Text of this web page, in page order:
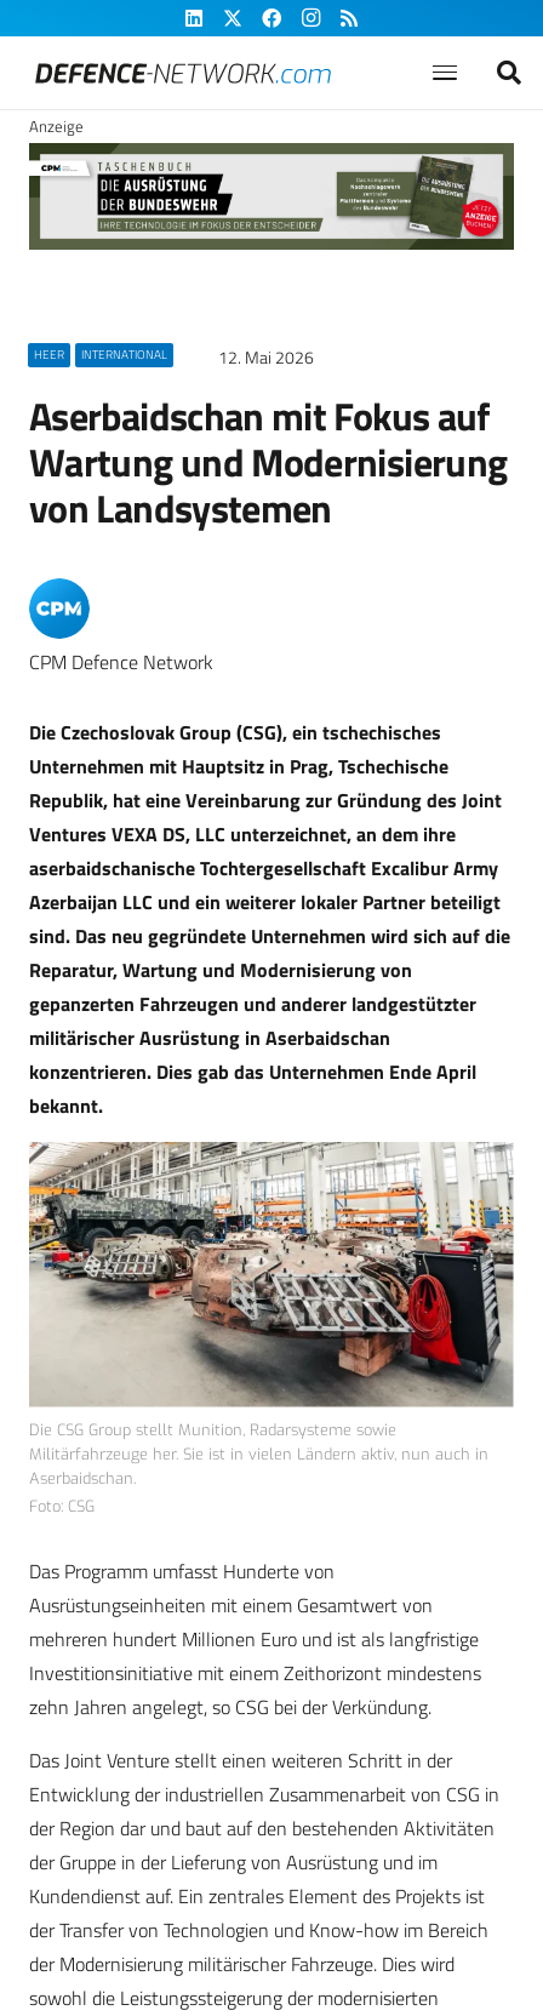
Anzeige
HEER INTERNATIONAL 12. Mai 2026
Aserbaidschan mit Fokus auf
Wartung und Modernisierung
von Landsystemen
CPM Defence Network
Die Czechoslovak Group (CSG), ein tschechisches
Unternehmen mit Hauptsitz in Prag, Tschechische
Republik, hat eine Vereinbarung zur Gründung des Joint
Ventures VEXA DS, LLC unterzeichnet, an dem ihre
aserbaidschanische Tochtergesellschaft Excalibur Army
Azerbaijan LLC und ein weiterer lokaler Partner beteiligt
sind. Das neu gegründete Unternehmen wird sich auf die
Reparatur, Wartung und Modernisierung von
gepanzerten Fahrzeugen und anderer landgestützter
militärischer Ausrüstung in Aserbaidschan
konzentrieren. Dies gab das Unternehmen Ende April
bekannt.
Die CSG Group stellt Munition, Radarsysteme sowie
Militärfahrzeuge her. Sie ist in vielen Ländern aktiv, nun auch in
Aserbaidschan.
Foto: CSG
Das Programm umfasst Hunderte von
Ausrüstungseinheiten mit einem Gesamtwert von
mehreren hundert Millionen Euro und ist als langfristige
Investitionsinitiative mit einem Zeithorizont mindestens
zehn Jahren angelegt, so CSG bei der Verkündung.
Das Joint Venture stellt einen weiteren Schritt in der
Entwicklung der industriellen Zusammenarbeit von CSG in
der Region dar und baut auf den bestehenden Aktivitäten
der Gruppe in der Lieferung von Ausrüstung und im
Kundendienst auf. Ein zentrales Element des Projekts ist
der Transfer von Technologien und Know-how im Bereich
der Modernisierung militärischer Fahrzeuge. Dies wird
sowohl die Leistungssteigerung der modernisierten